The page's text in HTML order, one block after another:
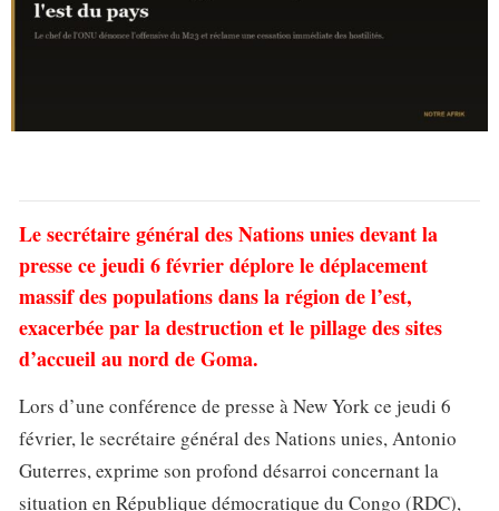
Le secrétaire général des Nations unies devant la
presse ce jeudi 6 février déplore le déplacement
massif des populations dans la région de l’est,
exacerbée par la destruction et le pillage des sites
d’accueil au nord de Goma.
Lors d’une conférence de presse à New York ce jeudi 6
février, le secrétaire général des Nations unies, Antonio
Guterres, exprime son profond désarroi concernant la
situation en République démocratique du Congo (RDC),